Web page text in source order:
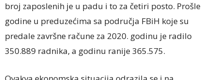
broj zaposlenih je u padu i to za četiri posto. Prošle
godine u preduzećima sa područja FBiH koje su
predale završne račune za 2020. godinu je radilo
350.889 radnika, a godinu ranije 365.575.